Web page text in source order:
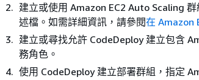
建立或使用 Amazon EC2 Auto Scaling
述檔。如需詳細資訊，請參閱在 Amazon
建立或尋找允許 CodeDeploy 建立包含
務角色。
使用 CodeDeploy 建立部署群組，指定